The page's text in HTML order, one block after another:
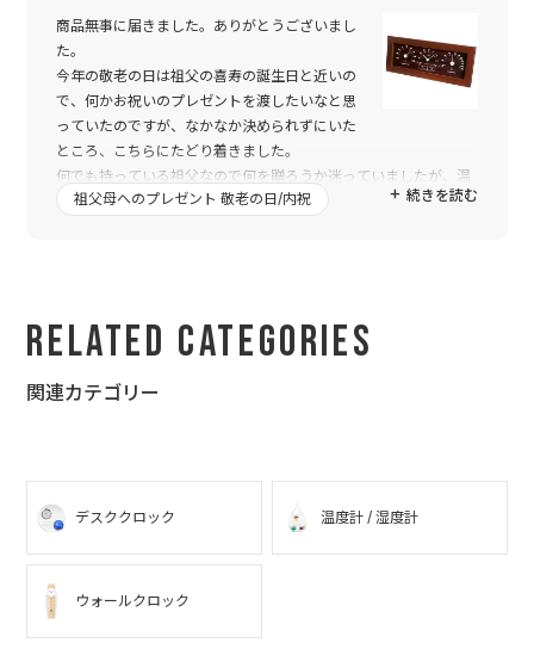
商品無事に届きました。ありがとうございまし
た。
今年の敬老の日は祖父の喜寿の誕生日と近いの
で、何かお祝いのプレゼントを渡したいなと思
っていたのですが、なかなか決められずにいた
ところ、こちらにたどり着きました。
何でも持っている祖父なので何を贈ろうか迷っていましたが、温
湿度計がオシャレで健康にも役立ててもらえそうなのでコレだと
続きを読む
祖父母へのプレゼント 敬老の日/内祝
Related Categories
関連カテゴリー
デスククロック 温度計 / 湿度計
ウォールクロック